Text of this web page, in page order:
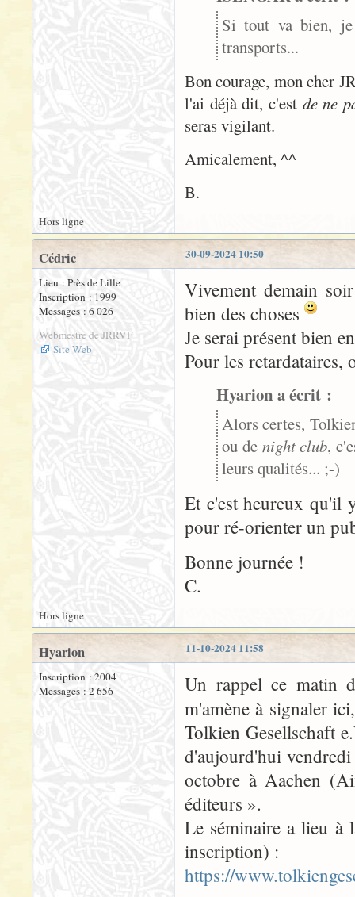
Si tout va bien, je
transports...
Bon courage, mon cher
l'ai déjà dit, c'est de ne
seras vigilant.
Amicalement, ^^
B.
Hors ligne
30-09-2024 10:50
Cédric
Lieu : Près de Lille
Inscription : 1999
Messages : 6 026
Webmestre de JRRVF
Site Web
Vivement demain
bien des choses
Je serai présent bien
Pour les retardataires,
Hyarion a écrit :
Alors certes,
ou de night club,
leurs qualités... ;-)
Et c'est heureux qu'il
pour ré-orienter un
Bonne journée !
C.
Hors ligne
11-10-2024 11:58
Hyarion
Inscription : 2004
Messages : 2 656
Un rappel ce matin
m'amène à signaler
Tolkien Gesellschaft
d'aujourd'hui
octobre à Aachen
éditeurs ».
Le séminaire a lieu à
inscription) :
https://